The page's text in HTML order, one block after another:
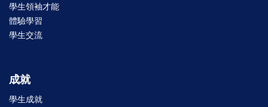
學生領袖才能
體驗學習
學生交流
成就
學生成就